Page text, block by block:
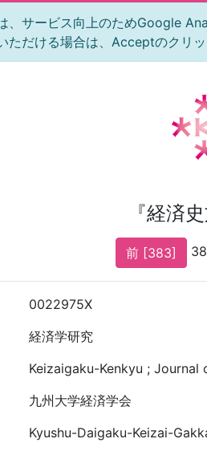
、サービス向上のためGoogle
ただける場合は、Acceptのクリッ
『経済
前 [383]
0022975X
経済学研究
Keizaigaku-Kenkyu ;
九州大学経済学会
Kyushu-Daigaku-Keizai-